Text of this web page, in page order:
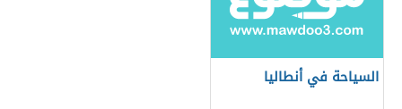
السياحة في أنطاليا